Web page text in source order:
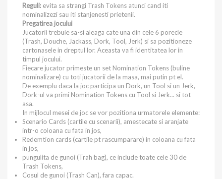
Reguli: evita sa strangi Trash Tokens atunci cand iti
nominalizezi sau iti stanjenesti prietenii.
Pregatirea jocului
Jucatorii trebuie sa-si aleaga cate una din cele 6 porecle
(Trash, Douche, Jackass, Dork, Tool, Jerk) si sa pozitioneze
cartonasele in dreptul lor. Aceasta va fi identitatea lor in
timpul jocului.
Fiecare jucator primeste un set Nomination Tokens (buline
nominalizare) cu toti jucatorii de la masa, mai putin pt el.
De exemplu daca la joc participa un Dork, un Tool si un Jerk,
Dork-ul va primi Nomination Tokens cu Tool si Jerk... si tot
asa.
In mijlocul mesei de joc se vor pozitiona urmatorele elemente:
Scenario Cards (cartile cu scenarii), amestecate si aranjate
intr-o coloana cu fata in jos,
Redemtion cards (cartile pt rascumparare) in coloana cu fata
in jos,
pungulita de gunoi (Trah bag), ce include toate cele 30 de
Trash Tokens,
Cosul de gunoi (Trash Can), fara capac.